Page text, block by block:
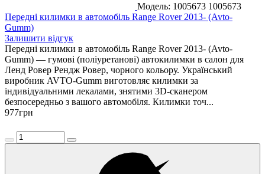
Модель: 1005673 1005673
Передні килимки в автомобіль Range Rover 2013- (Avto-
Gumm)
Залишити відгук
Передні килимки в автомобіль Range Rover 2013- (Avto-
Gumm) — гумові (поліуретанові) автокилимки в салон для
Ленд Ровер Рендж Ровер, чорного кольору. Український
виробник AVTO-Gumm виготовляє килимки за
індивідуальними лекалами, знятими 3D-сканером
безпосередньо з вашого автомобіля. Килимки точ...
977грн